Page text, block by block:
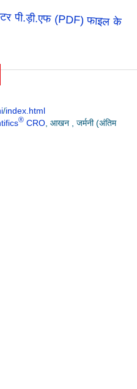
पी.ड़ी.एफ (PDF) फाइल के
/index.html
® CRO , आखन , जर्मनी (अंतिम